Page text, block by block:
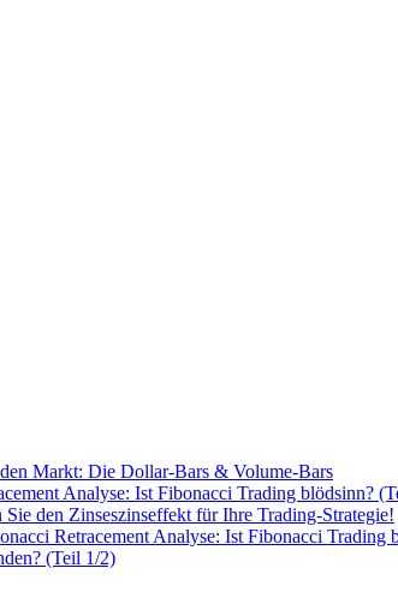
Markt: Die Dollar-Bars & Volume-Bars
Analyse: Ist Fibonacci Trading blödsinn?
den Zinseszinseffekt für Ihre Trading-Strategie!
Retracement Analyse: Ist Fibonacci Trading
(Teil 1/2)